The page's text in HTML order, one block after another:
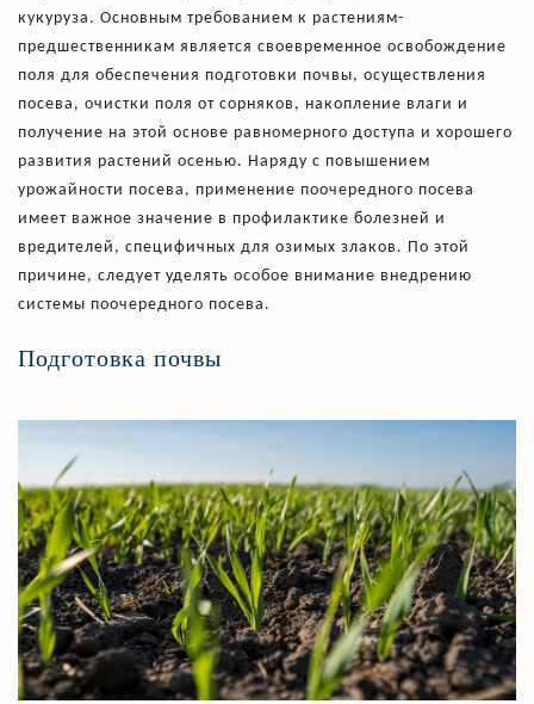
кукуруза. Основным требованием к растениям-
предшественникам является своевременное освобождение
поля для обеспечения подготовки почвы, осуществления
посева, очистки поля от сорняков, накопление влаги и
получение на этой основе равномерного доступа и хорошего
развития растений осенью. Наряду с повышением
урожайности посева, применение поочередного посева
имеет важное значение в профилактике болезней и
вредителей, специфичных для озимых злаков. По этой
причине, следует уделять особое внимание внедрению
системы поочередного посева.
Подготовка почвы